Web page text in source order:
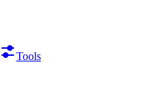
Tools